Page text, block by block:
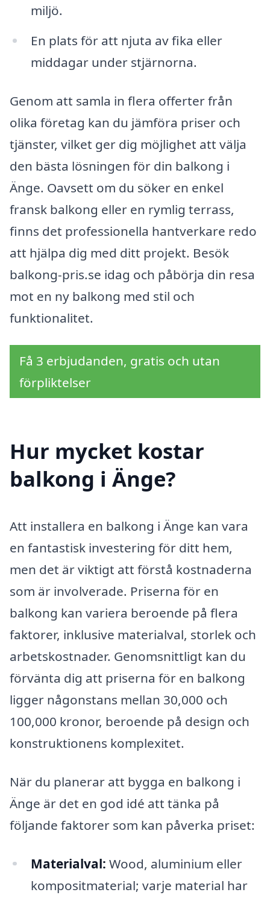
miljö.
En plats för att njuta av fika eller
middagar under stjärnorna.
Genom att samla in flera offerter från
olika företag kan du jämföra priser och
tjänster, vilket ger dig möjlighet att välja
den bästa lösningen för din balkong i
Änge. Oavsett om du söker en enkel
fransk balkong eller en rymlig terrass,
finns det professionella hantverkare redo
att hjälpa dig med ditt projekt. Besök
balkong-pris.se idag och påbörja din resa
mot en ny balkong med stil och
funktionalitet.
Få 3 erbjudanden, gratis och utan
förpliktelser
Hur mycket kostar
balkong i Änge?
Att installera en balkong i Änge kan vara
en fantastisk investering för ditt hem,
men det är viktigt att förstå kostnaderna
som är involverade. Priserna för en
balkong kan variera beroende på flera
faktorer, inklusive materialval, storlek och
arbetskostnader. Genomsnittligt kan du
förvänta dig att priserna för en balkong
ligger någonstans mellan 30,000 och
100,000 kronor, beroende på design och
konstruktionens komplexitet.
När du planerar att bygga en balkong i
Änge är det en god idé att tänka på
följande faktorer som kan påverka priset:
Materialval: Wood, aluminium eller
kompositmaterial; varje material har